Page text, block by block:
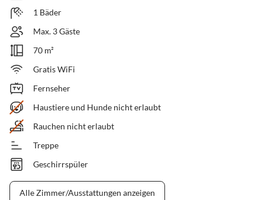
1 Bäder
Max. 3 Gäste
70 m²
Gratis WiFi
Fernseher
Haustiere und Hunde nicht erlaubt
Rauchen nicht erlaubt
Treppe
Geschirrspüler
Alle Zimmer/Ausstattungen anzeigen